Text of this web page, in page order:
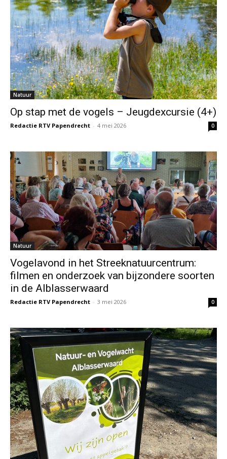
Natuur
Op stap met de vogels – Jeugdexcursie (4+)
Redactie RTV Papendrecht - 4 mei 2026 0
Natuur
Vogelavond in het Streeknatuurcentrum:
filmen en onderzoek van bijzondere soorten
in de Alblasserwaard
Redactie RTV Papendrecht - 3 mei 2026 0